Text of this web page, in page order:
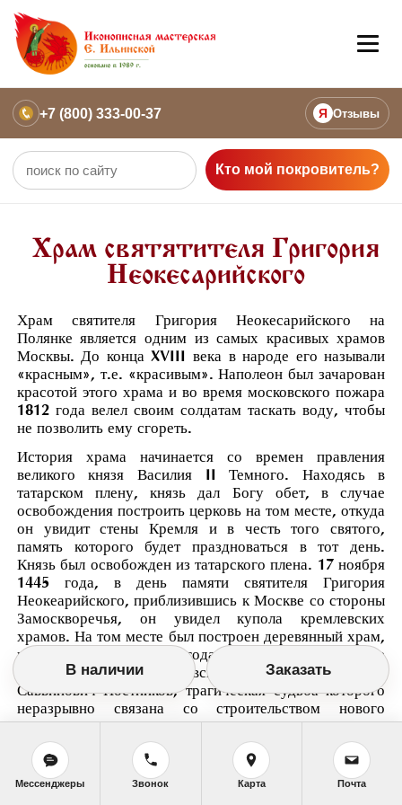
+7 (800) 333-00-37 Я Отзывы
Кто мой покровитель?
Храм святятителя Григория
Неокесарийского
Храм святителя Григория Неокесарийского на
Полянке является одним из самых красивых храмов
Москвы. До конца XVIII века в народе его называли
«красным», т.е. «красивым». Наполеон был зачарован
красотой этого храма и во время московского пожара
1812 года велел своим солдатам таскать воду, чтобы
не позволить ему сгореть.
История храма начинается со времен правления
великого князя Василия II Темного. Находясь в
татарском плену, князь дал Богу обет, в случае
освобождения построить церковь на том месте, откуда
он увидит стены Кремля и в честь того святого,
память которого будет праздноваться в тот день.
Князь был освобожден из татарского плена. 17 ноября
1445 года, в день памяти святителя Григория
Неокеарийского, приблизившись к Москве со стороны
Замоскворечья, он увидел купола кремлевских
храмов. На том месте был построен деревянный храм,
простоявший до 1667 года. В то время в храме
служил простой московский священник Андрей
Саввинович Постников, трагическая судьба которого
неразрывно связана со строительством нового
каменного храма.
Священник Андрей Постников сблизился с царем
Алексеем Михайловичем и стал его духовником. В
1665 году он был назначен протопопом
В наличии Заказать
Мессенджеры Звонок Карта Почта